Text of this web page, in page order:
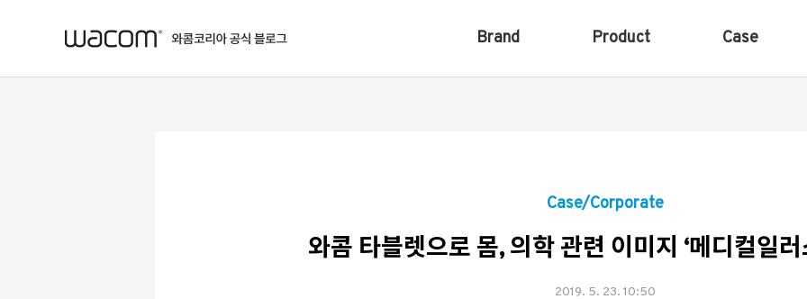
Brand Product Case
Case/Corporate
와콤 타블렛으로 몸, 의학 관련 이미지 ‘메디컬일러
2019. 5. 23. 10:50